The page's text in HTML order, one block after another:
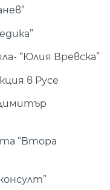
“Юлия Вревска”
в Русе
“Втора